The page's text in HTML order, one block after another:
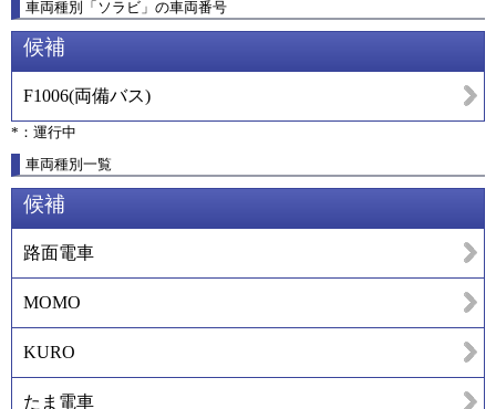
車両種別 「 ソラビ 」 の車両番号
候補
F1006(両備バス)
*：運行中
車両種別一覧
候補
路面電車
MOMO
KURO
たま電車